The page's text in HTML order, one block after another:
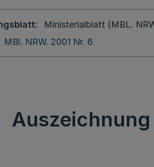
Ministerialblatt (MBL.
MBl. NRW. 2001 Nr. 6